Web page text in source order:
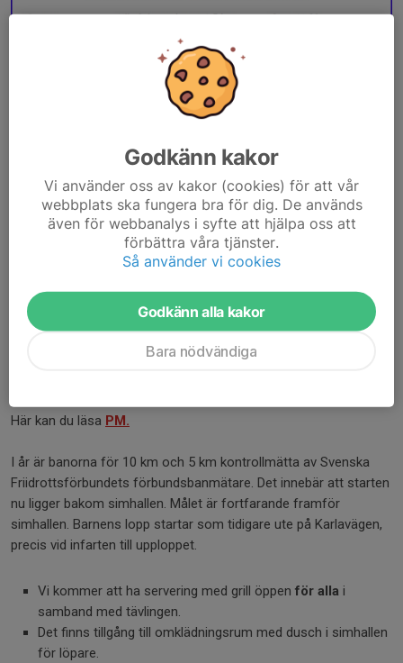
nyårsafton kl. 09.30-11.00.
Här kan du läsa PM.
I år är banorna för 10 km och 5 km kontrollmätta av Svenska
Friidrottsförbundets förbundsbanmätare. Det innebär att starten
nu ligger bakom simhallen. Målet är fortfarande framför
simhallen. Barnens lopp startar som tidigare ute på Karlavägen,
precis vid infarten till upploppet.
Vi kommer att ha servering med grill öppen för alla i
samband med tävlingen.
Det finns tillgång till omklädningsrum med dusch i simhallen
för löpare.
Godkänn kakor
Vi använder oss av kakor (cookies) för att vår
webbplats ska fungera bra för dig. De används
även för webbanalys i syfte att hjälpa oss att
förbättra våra tjänster.
Så använder vi cookies
Godkänn alla kakor
Bara nödvändiga